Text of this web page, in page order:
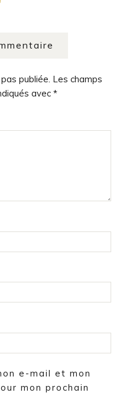
publiée. Les champs
avec *
e-mail et mon
mon prochain